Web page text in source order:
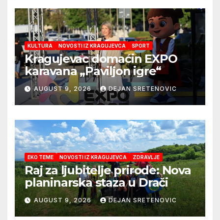
KULTURA NOVOSTI IZ KRAGUJEVCA SPORT
Kragujevac domaćin EXPO
karavana „Paviljon igre“
AUGUST 9, 2026 DEJAN SRETENOVIC
EKO TEME NOVOSTI IZ KRAGUJEVCA ZDRAVLJE
Raj za ljubitelje prirode: Nova
planinarska staza u Drači
AUGUST 9, 2026 DEJAN SRETENOVIC